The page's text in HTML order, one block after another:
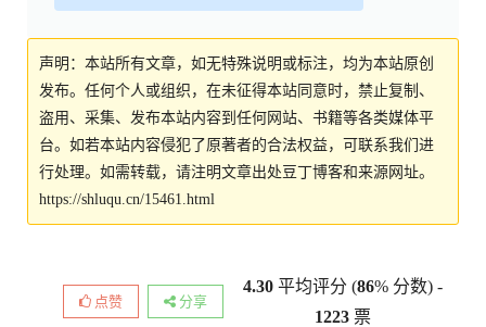
声明：本站所有文章，如无特殊说明或标注，均为本站原创
发布。任何个人或组织，在未征得本站同意时，禁止复制、
盗用、采集、发布本站内容到任何网站、书籍等各类媒体平
台。如若本站内容侵犯了原著者的合法权益，可联系我们进
行处理。如需转载，请注明文章出处豆丁博客和来源网址。
https://shluqu.cn/15461.html
点赞 分享
4.30 平均评分 (86% 分数) -
1223 票